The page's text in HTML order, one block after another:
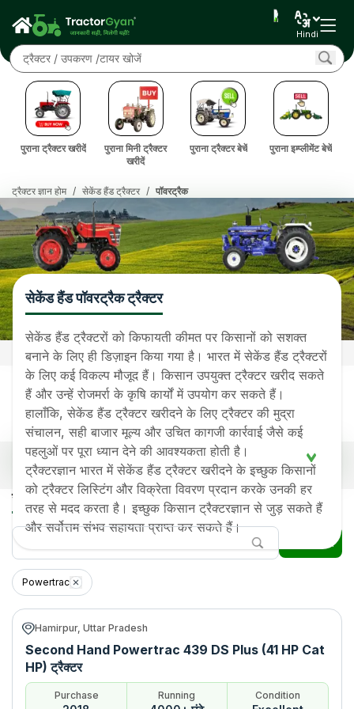
Hindi
पुराना ट्रैक्टर खरीदें
पुराना मिनी ट्रैक्टर
खरीदें
पुराना ट्रैक्टर बेचें पुराना इम्प्लीमेंट बेचें
ट्रैक्टर ज्ञान होम / सेकेंड हैंड ट्रैक्टर / पॉवरट्रैक
सेकेंड हैंड पॉवरट्रैक ट्रैक्टर
सेकेंड हैंड ट्रैक्टरों को किफायती कीमत पर किसानों को सशक्त
बनाने के लिए ही डिज़ाइन किया गया है। भारत में सेकेंड हैंड ट्रैक्टरों
के लिए कई विकल्प मौजूद हैं। किसान उपयुक्त ट्रैक्टर खरीद सकते
हैं और उन्हें रोजमर्रा के कृषि कार्यों में उपयोग कर सकते हैं।
हालाँकि, सेकेंड हैंड ट्रैक्टर खरीदने के लिए ट्रैक्टर की मुद्रा
संचालन, सही बाजार मूल्य और उचित कागजी कार्रवाई जैसे कई
पहलुओं पर पूरा ध्यान देने की आवश्यकता होती है।
ट्रैक्टरज्ञान भारत में सेकेंड हैंड ट्रैक्टर खरीदने के इच्छुक किसानों
को ट्रैक्टर लिस्टिंग और विक्रेता विवरण प्रदान करके उनकी हर
तरह से मदद करता है। इच्छुक किसान ट्रैक्टरज्ञान से जुड़ सकते हैं
और सर्वोत्तम संभव सहायता प्राप्त कर सकते हैं।
भारत में लोकप्रिय सेकेंड हैंड पॉवरट्रैक ट्रैक्टर प्राइस लिस्ट
Old Tractor Model Tractor HP Tractor Price
Powertrac 439 DS Plus (41
HP Cat HP)
350000
Powertrac 434 DS Plus (37
HP CatHP)
Rs.371000
Powertrac 434 RDX DS
(35HP)
Powertrac 439 DS Plus
(41HP)
Rs.420000*
सेकेंड हैंड पॉवरट्रैक ट्रैक्टर
फ़िल्टर
Powertrac
Hamirpur, Uttar Pradesh
Second Hand Powertrac 439 DS Plus (41 HP Cat
HP) ट्रैक्टर
Purchase Running Condition